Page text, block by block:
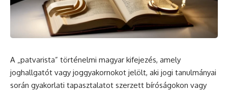
A „patvarista” történelmi magyar kifejezés, amely
joghallgatót vagy joggyakornokot jelölt, aki jogi tanulmányai
során gyakorlati tapasztalatot szerzett bíróságokon vagy